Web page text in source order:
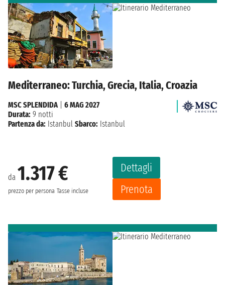
Mediterraneo: Turchia, Grecia, Italia, Croazia
da 1.317 €
prezzo per persona Tasse incluse
Dettagli
Prenota
MSC SPLENDIDA| 6 MAG 2027
Durata: 9 notti
Partenza da: Istanbul Sbarco: Istanbul